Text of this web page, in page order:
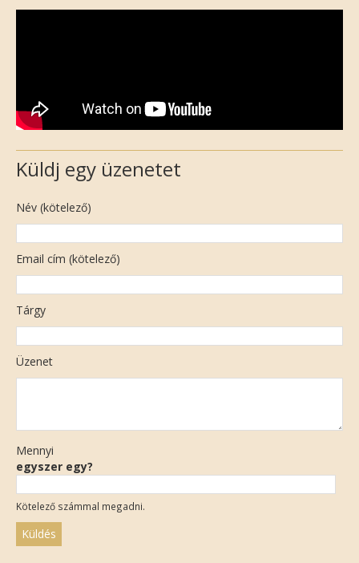
Küldj egy üzenetet
Név (kötelező)
Email cím (kötelező)
Tárgy
Üzenet
Mennyi
egyszer egy?
Kötelező számmal megadni.